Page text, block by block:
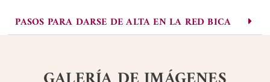
PASOS PARA DARSE DE ALTA EN LA RED BICA